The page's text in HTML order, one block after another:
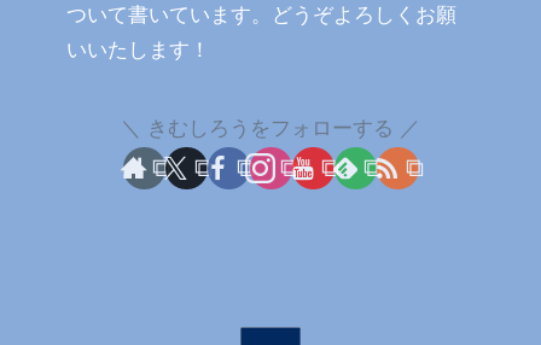
ついて書いています。どうぞよろしくお願
いいたします！
きむしろうをフォローする